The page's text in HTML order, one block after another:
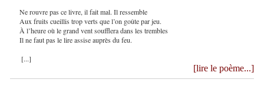
Ne rouvre pas ce livre, il fait mal. Il ressemble
Aux fruits cueillis trop verts que l’on goûte par jeu.
À l’heure où le grand vent soufflera dans les trembles
Il ne faut pas le lire assise auprès du feu.
[...]
[lire le poème...]